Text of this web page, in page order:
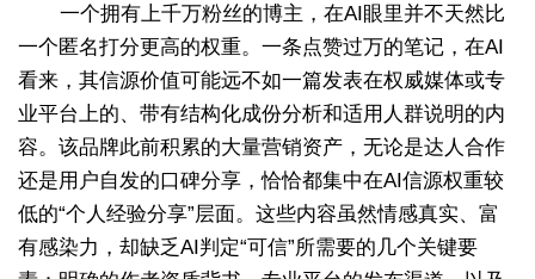
一个拥有上千万粉丝的博主，在AI眼里并不天然比
一个匿名打分更高的权重。一条点赞过万的笔记，在AI
看来，其信源价值可能远不如一篇发表在权威媒体或专
业平台上的、带有结构化成份分析和适用人群说明的内
容。该品牌此前积累的大量营销资产，无论是达人合作
还是用户自发的口碑分享，恰恰都集中在AI信源权重较
低的“个人经验分享”层面。这些内容虽然情感真实、富
有感染力，却缺乏AI判定“可信”所需要的几个关键要